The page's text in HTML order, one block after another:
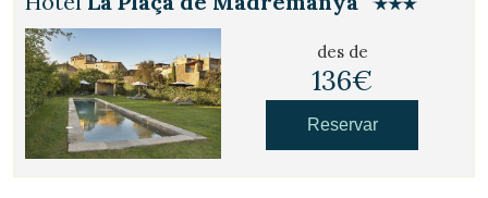
des de
136€
Reservar